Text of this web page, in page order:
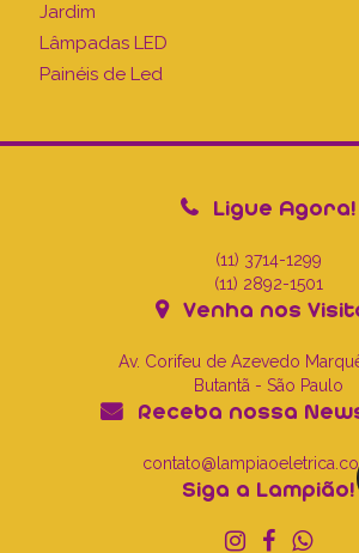
Jardim
Lâmpadas LED
Painéis de Led
Ligue Agora!
(11) 3714-1299
(11) 2892-1501
Venha nos
Av. Corifeu de Azevedo
Butantã - São Paulo
Receba nossa
Siga a Lampião!